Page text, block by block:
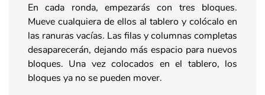
En cada ronda, empezarás con tres bloques.
Mueve cualquiera de ellos al tablero y colócalo en
las ranuras vacías. Las filas y columnas completas
desaparecerán, dejando más espacio para nuevos
bloques. Una vez colocados en el tablero, los
bloques ya no se pueden mover.